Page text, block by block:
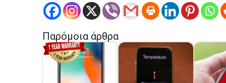
Παρόμοια άρθρα